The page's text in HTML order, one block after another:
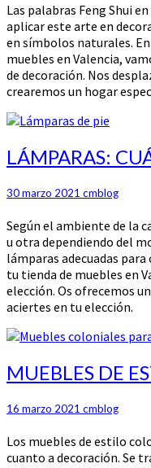
Las palabras Feng Shui
aplicar este arte en
en símbolos naturales.
muebles en Valencia,
de decoración. Nos
crearemos un hogar
LÁMPARAS:
CUÁL
LÁMPARAS:
30 marzo 2021 cmblog
Según el ambiente de la
u otra dependiendo del
lámparas adecuadas
tu tienda de muebles en
elección. Os ofrecemos
aciertes en tu elección.
MUEBLES
DE
ESTILO
COLONIAL
MUEBLES DE
16 marzo 2021 cmblog
Los muebles de estilo
cuanto a decoración. Se